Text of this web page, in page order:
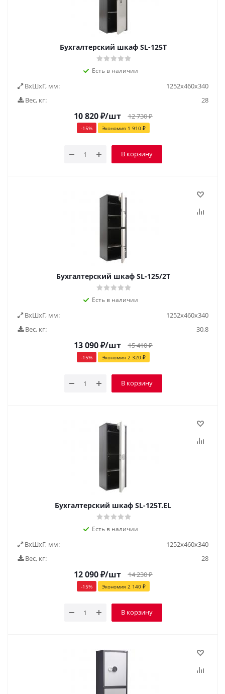
Бухгалтерский шкаф SL-125Т
Есть в наличии
ВxШxГ, мм:
1252x460x340
Вес, кг:
28
10 820₽/шт 12 730₽
-15% Экономия 1 910₽
В корзину
Бухгалтерский шкаф SL-125/2Т
Есть в наличии
ВxШxГ, мм:
1252x460x340
Вес, кг:
30,8
13 090₽/шт 15 410₽
-15% Экономия 2 320₽
В корзину
Бухгалтерский шкаф SL-125T.EL
Есть в наличии
ВxШxГ, мм:
1252x460x340
Вес, кг:
28
12 090₽/шт 14 230₽
-15% Экономия 2 140₽
В корзину